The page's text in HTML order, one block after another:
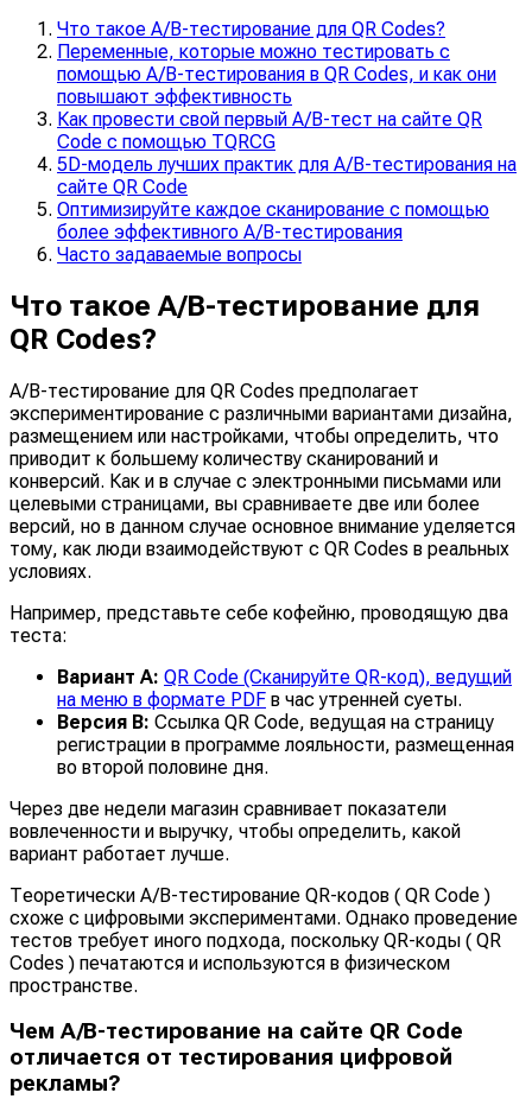
Что такое A/B-тестирование для QR Codes?
Переменные, которые можно тестировать с
помощью A/B-тестирования в QR Codes, и как они
повышают эффективность
Как провести свой первый A/B-тест на сайте QR
Code с помощью TQRCG
5D-модель лучших практик для A/B-тестирования на
сайте QR Code
Оптимизируйте каждое сканирование с помощью
более эффективного A/B-тестирования
Часто задаваемые вопросы
Что такое A/B-тестирование для
QR Codes?
A/B-тестирование для QR Codes предполагает
экспериментирование с различными вариантами дизайна,
размещением или настройками, чтобы определить, что
приводит к большему количеству сканирований и
конверсий. Как и в случае с электронными письмами или
целевыми страницами, вы сравниваете две или более
версий, но в данном случае основное внимание уделяется
тому, как люди взаимодействуют с QR Codes в реальных
условиях.
Например, представьте себе кофейню, проводящую два
теста:
Вариант A: QR Code (Сканируйте QR-код), ведущий
на меню в формате PDF в час утренней суеты.
Версия B: Ссылка QR Code, ведущая на страницу
регистрации в программе лояльности, размещенная
во второй половине дня.
Через две недели магазин сравнивает показатели
вовлеченности и выручку, чтобы определить, какой
вариант работает лучше.
Теоретически A/B-тестирование QR-кодов ( QR Code )
схоже с цифровыми экспериментами. Однако проведение
тестов требует иного подхода, поскольку QR-коды ( QR
Codes ) печатаются и используются в физическом
пространстве.
Чем A/B-тестирование на сайте QR Code
отличается от тестирования цифровой
рекламы?